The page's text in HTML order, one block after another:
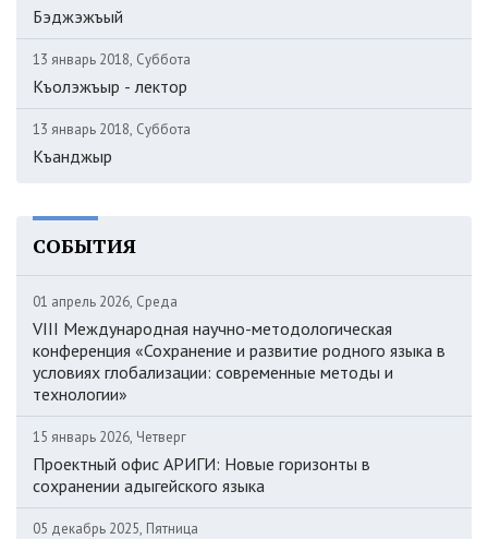
Бэджэжъый
13 январь 2018, Суббота
Къолэжъыр - лектор
13 январь 2018, Суббота
Къанджыр
СОБЫТИЯ
01 апрель 2026, Среда
VIII Международная научно-методологическая
конференция «Сохранение и развитие родного языка в
условиях глобализации: современные методы и
технологии»
15 январь 2026, Четверг
Проектный офис АРИГИ: Новые горизонты в
сохранении адыгейского языка
05 декабрь 2025, Пятница